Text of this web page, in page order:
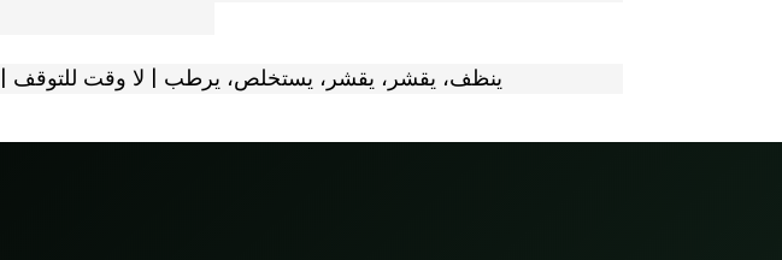
ينظف، يقشر، يقشر، يستخلص، يرطب | لا وقت للتوقف |